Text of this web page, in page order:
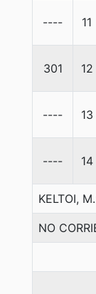
---- 11
301 12
---- 13
---- 14
KELTOI,
NO